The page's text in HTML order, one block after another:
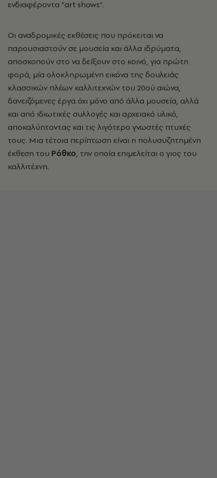
ενδιαφέροντα “art shows”.
Οι αναδρομικές εκθέσεις που πρόκειται να
παρουσιαστούν σε μουσεία και άλλα ιδρύματα,
αποσκοπούν στο να δείξουν στο κοινό, για πρώτη
φορά, μία ολοκληρωμένη εικόνα της δουλειάς
κλασσικών πλέων καλλιτεχνών του 20ού αιώνα,
δανειζόμενες έργα όχι μόνο από άλλα μουσεία, αλλά
και από ιδιωτικές συλλογές και αρχειακό υλικό,
αποκαλύπτοντας και τις λιγότερο γνωστές πτυχές
τους. Μια τέτοια περίπτωση είναι η πολυσυζητημένη
έκθεση του Ρόθκο, την οποία επιμελείται ο γιος του
καλλιτέχνη.